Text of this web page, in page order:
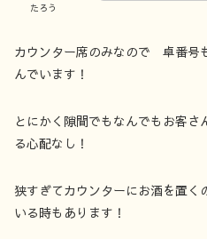
たろう
カウンター席のみなので 卓番
んでいます！
とにかく隙間でもなんでもお客
る心配なし！
狭すぎてカウンターにお酒を置く
いる時もあります！